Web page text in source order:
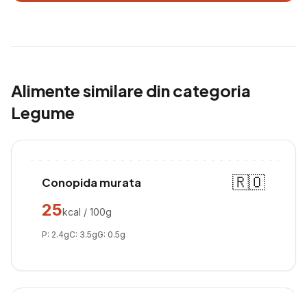
Alimente similare din categoria
Legume
Conopida murata
🇷🇴
25kcal / 100g
P: 2.4gC: 3.5gG: 0.5g